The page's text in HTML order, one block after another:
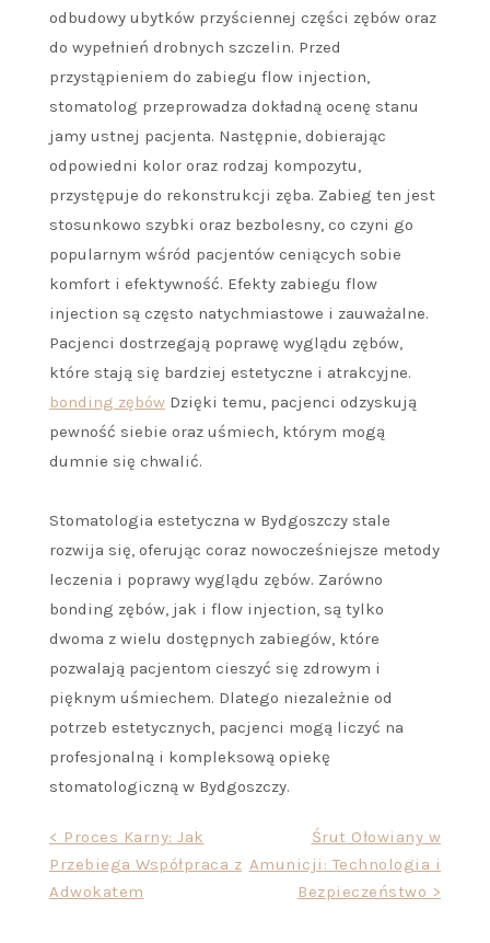
odbudowy ubytków przyściennej części zębów oraz
do wypełnień drobnych szczelin. Przed
przystąpieniem do zabiegu flow injection,
stomatolog przeprowadza dokładną ocenę stanu
jamy ustnej pacjenta. Następnie, dobierając
odpowiedni kolor oraz rodzaj kompozytu,
przystępuje do rekonstrukcji zęba. Zabieg ten jest
stosunkowo szybki oraz bezbolesny, co czyni go
popularnym wśród pacjentów ceniących sobie
komfort i efektywność. Efekty zabiegu flow
injection są często natychmiastowe i zauważalne.
Pacjenci dostrzegają poprawę wyglądu zębów,
które stają się bardziej estetyczne i atrakcyjne.
bonding zębów Dzięki temu, pacjenci odzyskują
pewność siebie oraz uśmiech, którym mogą
dumnie się chwalić.
Stomatologia estetyczna w Bydgoszczy stale
rozwija się, oferując coraz nowocześniejsze metody
leczenia i poprawy wyglądu zębów. Zarówno
bonding zębów, jak i flow injection, są tylko
dwoma z wielu dostępnych zabiegów, które
pozwalają pacjentom cieszyć się zdrowym i
pięknym uśmiechem. Dlatego niezależnie od
potrzeb estetycznych, pacjenci mogą liczyć na
profesjonalną i kompleksową opiekę
stomatologiczną w Bydgoszczy.
Nawigacja
wpisu
< Proces Karny: Jak
Przebiega Współpraca z
Adwokatem
Śrut Ołowiany w
Amunicji: Technologia i
Bezpieczeństwo >